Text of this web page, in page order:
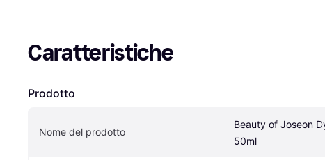
Caratteristiche
Prodotto
Nome del prodotto
Beauty of Joseon
50ml